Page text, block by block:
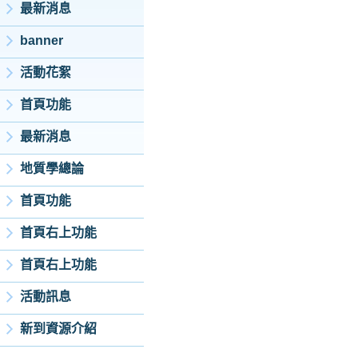
最新消息
banner
活動花絮
首頁功能
最新消息
地質學總論
首頁功能
首頁右上功能
首頁右上功能
活動訊息
新到資源介紹